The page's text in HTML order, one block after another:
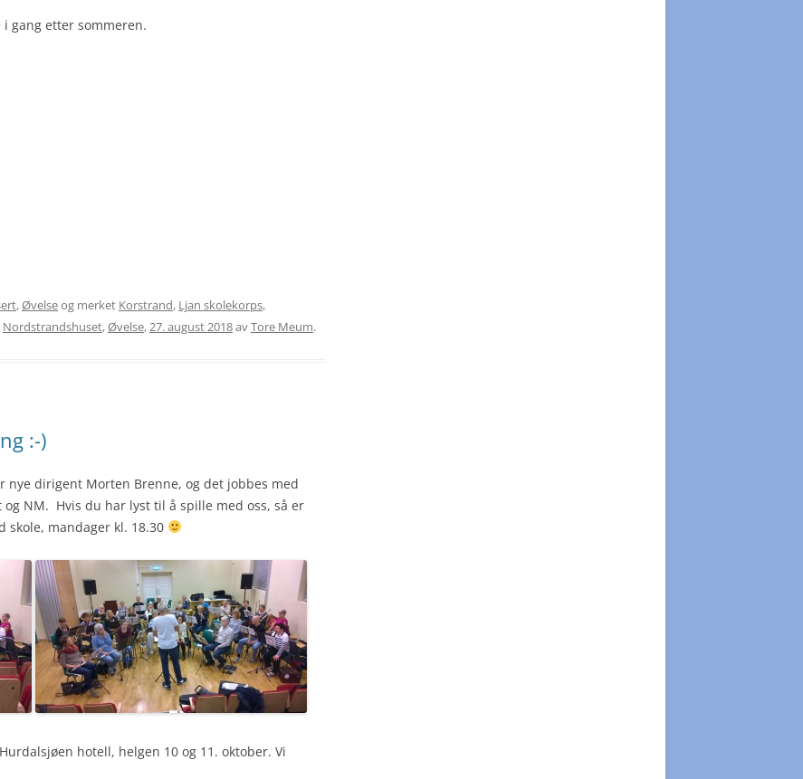
gang etter sommeren.
,Øvelseog merket Korstrand, Ljan skolekorps,
Nordstrandshuset,Øvelse,27. august 2018avTore Meum.
:-)
nye dirigent Morten Brenne, og det jobbes med
NM. Hvis du har lyst til å spille med oss, så er
skole, mandager kl. 18.30
hotell, helgen 10 og 11. oktober. Vi